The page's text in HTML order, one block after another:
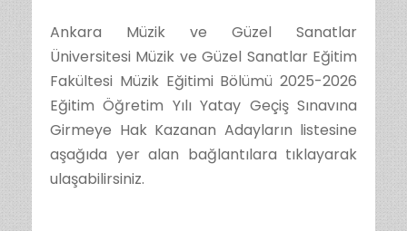
Ankara Müzik ve Güzel Sanatlar
Üniversitesi Müzik ve Güzel Sanatlar Eğitim
Fakültesi Müzik Eğitimi Bölümü 2025-2026
Eğitim Öğretim Yılı Yatay Geçiş Sınavına
Girmeye Hak Kazanan Adayların listesine
aşağıda yer alan bağlantılara tıklayarak
ulaşabilirsiniz.